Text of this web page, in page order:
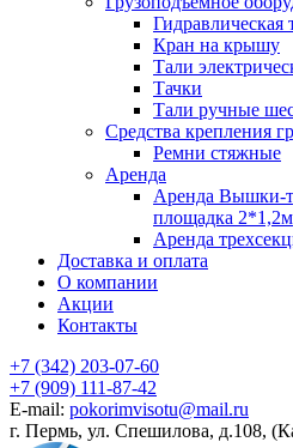
Гидравлическая
Кран на крышу
Тали
Тачки
Тали ручные
Средства крепления
Ремни стяжные
Аренда
Аренда Вышки-
площадка 2*1,2м
Аренда
Доставка и оплата
О компании
Акции
Контакты
+7 (342) 203-07-60
+7 (909) 111-87-42
E-mail: pokorimvisotu@mail.ru
г. Пермь, ул. Спешилова, д.108,